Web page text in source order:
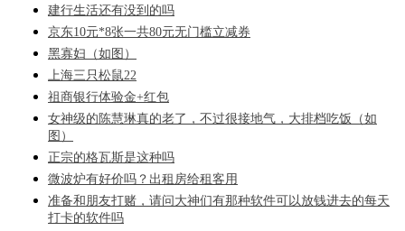
建行生活还有没到的吗
京东10元*8张一共80元无门槛立减券
黑寡妇（如图）
上海三只松鼠22
祖商银行体验金+红包
女神级的陈慧琳真的老了，不过很接地气，大排档吃饭（如
图）
正宗的格瓦斯是这种吗
微波炉有好价吗？出租房给租客用
准备和朋友打赌，请问大神们有那种软件可以放钱进去的每天
打卡的软件吗